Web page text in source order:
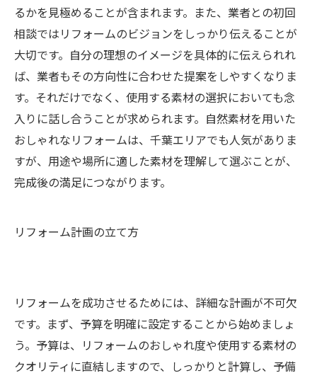
るかを見極めることが含まれます。また、業者との初回
相談ではリフォームのビジョンをしっかり伝えることが
大切です。自分の理想のイメージを具体的に伝えられれ
ば、業者もその方向性に合わせた提案をしやすくなりま
す。それだけでなく、使用する素材の選択においても念
入りに話し合うことが求められます。自然素材を用いた
おしゃれなリフォームは、千葉エリアでも人気がありま
すが、用途や場所に適した素材を理解して選ぶことが、
完成後の満足につながります。
リフォーム計画の立て方
リフォームを成功させるためには、詳細な計画が不可欠
です。まず、予算を明確に設定することから始めましょ
う。予算は、リフォームのおしゃれ度や使用する素材の
クオリティに直結しますので、しっかりと計算し、予備